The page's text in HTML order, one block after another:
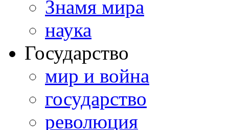
Знамя мира
наука
Государство
мир и война
государство
революция